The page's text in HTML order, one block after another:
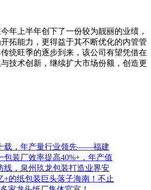
年上半年创下了一份较为靓丽的业绩，
拓能力，更得益于其不断优化的内管管
统旺季的逐步到来，该公司有望凭借在
技术创新，继续扩大市场份额，创造更
载，年产量行业领先——福建
包装厂效率提高40%+，年产值
线，泉州玖龙包装打造业界安
+的纸包装巨头落子海南！不止